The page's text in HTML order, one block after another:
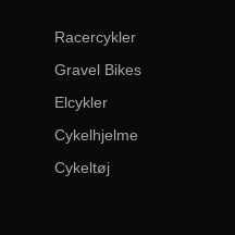
Racercykler
Gravel Bikes
Elcykler
Cykelhjelme
Cykeltøj